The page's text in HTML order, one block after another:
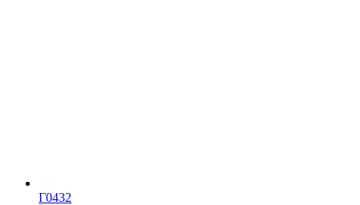
Г0432